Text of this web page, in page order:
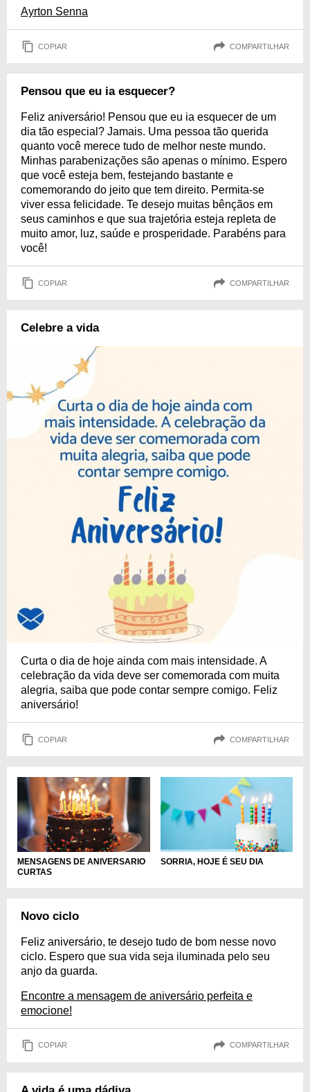
Ayrton Senna
COPIAR COMPARTILHAR
Pensou que eu ia esquecer?
Feliz aniversário! Pensou que eu ia esquecer de um
dia tão especial? Jamais. Uma pessoa tão querida
quanto você merece tudo de melhor neste mundo.
Minhas parabenizações são apenas o mínimo. Espero
que você esteja bem, festejando bastante e
comemorando do jeito que tem direito. Permita-se
viver essa felicidade. Te desejo muitas bênçãos em
seus caminhos e que sua trajetória esteja repleta de
muito amor, luz, saúde e prosperidade. Parabéns para
você!
COPIAR COMPARTILHAR
Celebre a vida
Curta o dia de hoje ainda com mais intensidade. A
celebração da vida deve ser comemorada com muita
alegria, saiba que pode contar sempre comigo. Feliz
aniversário!
COPIAR COMPARTILHAR
MENSAGENS DE ANIVERSARIO
CURTAS
SORRIA, HOJE É SEU DIA
Novo ciclo
Feliz aniversário, te desejo tudo de bom nesse novo
ciclo. Espero que sua vida seja iluminada pelo seu
anjo da guarda.
Encontre a mensagem de aniversário perfeita e
emocione!
COPIAR COMPARTILHAR